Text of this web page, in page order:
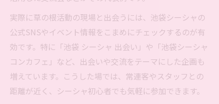
実際に草の根活動の現場と出会うには、池袋シーシャの
公式SNSやイベント情報をこまめにチェックするのが有
効です。特に「池袋 シーシャ 出会い」や「池袋シーシャ
コンカフェ」など、出会いや交流をテーマにした企画も
増えています。こうした場では、常連客やスタッフとの
距離が近く、シーシャ初心者でも気軽に参加できます。